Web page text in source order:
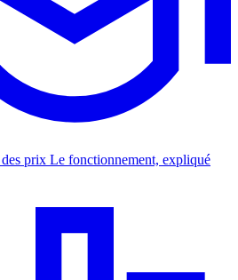
prix Le fonctionnement, expliqué